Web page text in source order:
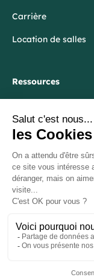
Carrière
Location de salles
Ressources
FAQ
Lexique
© 2026 Cepi. Tous
Politique de
Mentions Légales
Plan du site